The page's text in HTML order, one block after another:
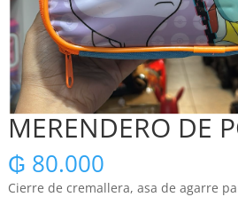
MERENDERO DE
₲ 80.000
Cierre de cremallera, asa de agarre